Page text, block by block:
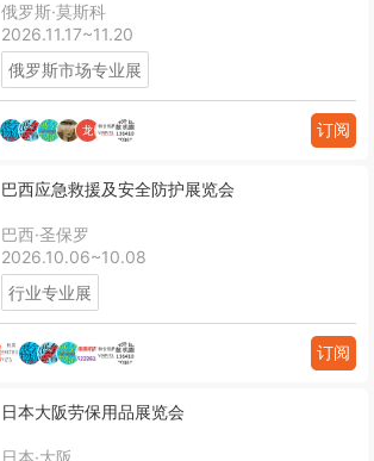
俄罗斯·莫斯科
2026.11.17~11.20
俄罗斯市场专业展
订阅
巴西应急救援及安全防护展览会
巴西·圣保罗
2026.10.06~10.08
行业专业展
订阅
日本大阪劳保用品展览会